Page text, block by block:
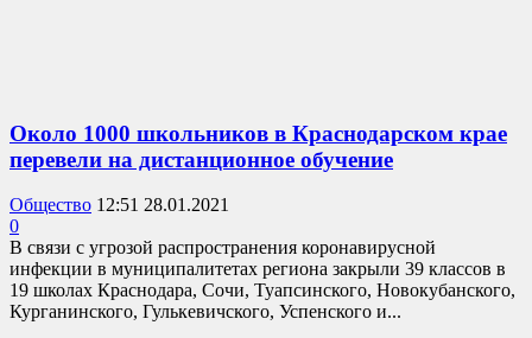
Около 1000 школьников в Краснодарском крае
перевели на дистанционное обучение
Общество 12:51 28.01.2021
0
В связи с угрозой распространения коронавирусной
инфекции в муниципалитетах региона закрыли 39 классов в
19 школах Краснодара, Сочи, Туапсинского, Новокубанского,
Курганинского, Гулькевичского, Успенского и...